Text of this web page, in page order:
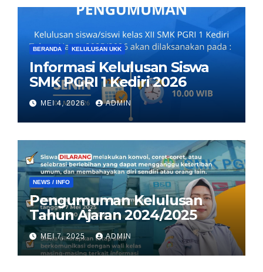
BERANDA KELULUSAN UKK
Informasi Kelulusan Siswa
SMK PGRI 1 Kediri 2026
MEI 4, 2026 ADMIN
NEWS / INFO
Pengumuman Kelulusan
Tahun Ajaran 2024/2025
MEI 7, 2025 ADMIN